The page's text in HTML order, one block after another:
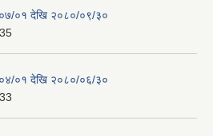
०१ देखि २०८०/०९/३०
०१ देखि २०८०/०६/३०